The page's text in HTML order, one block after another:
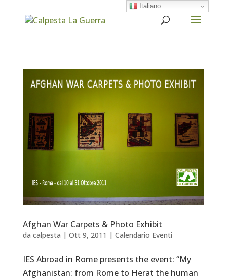
Afghan War Carpets & Photo Exhibit
da calpesta | Ott 9, 2011 | Calendario Eventi
IES Abroad in Rome presents the event: “My
Afghanistan: from Rome to Herat the human
Italiano